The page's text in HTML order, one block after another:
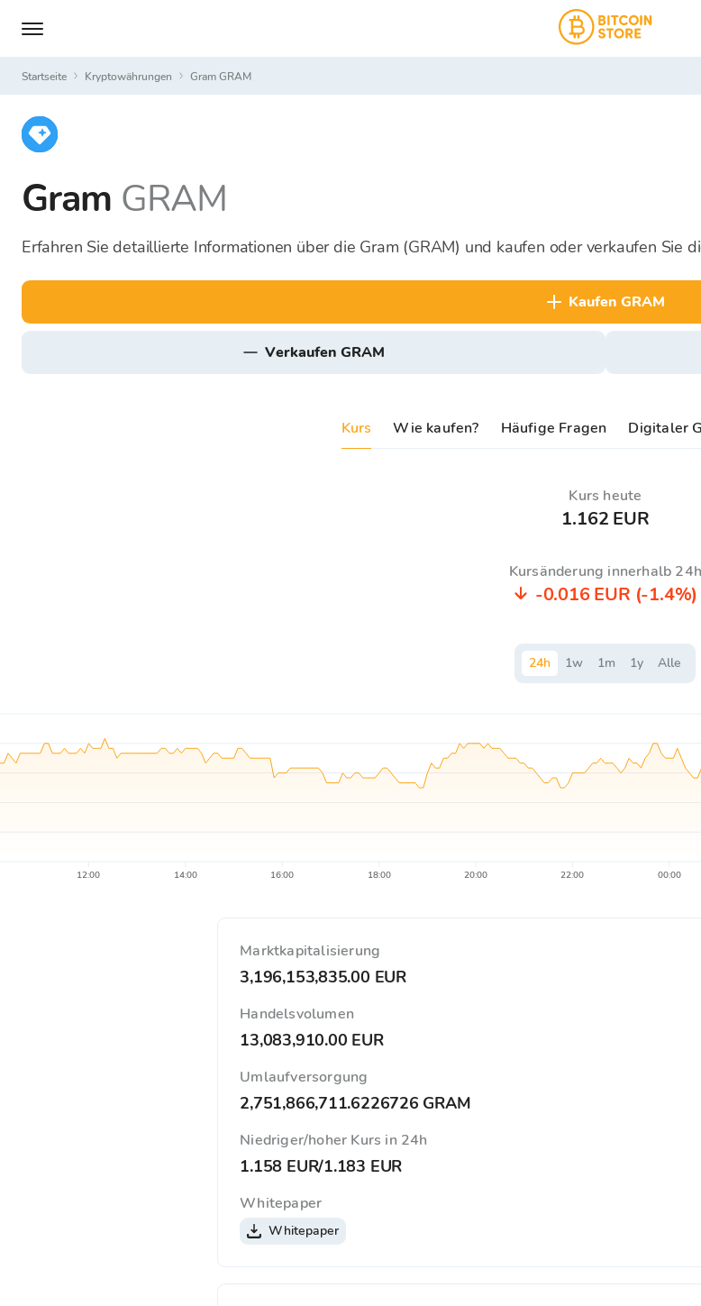
Startseite Kryptowährungen Gram GRAM
Gram GRAM
Erfahren Sie detaillierte Informationen über die Gram (GRAM) und kaufen oder verkaufen Sie
kaufen GRAM
verkaufen GRAM
Kurs Wie kaufen? Häufige Fragen Digitaler
Kurs heute
1.162 EUR
Kursänderung innerhalb 24h
-0.016 EUR (-1.4%)
24h 1w 1m 1y Alle
12:00 14:00 16:00 18:00 20:00 22:00 00:00
Marktkapitalisierung
3,196,153,835.00 EUR
Handelsvolumen
13,083,910.00 EUR
Umlaufversorgung
2,751,866,711.6226726 GRAM
Niedriger/hoher Kurs in 24h
1.158 EUR/1.183 EUR
Whitepaper
Whitepaper